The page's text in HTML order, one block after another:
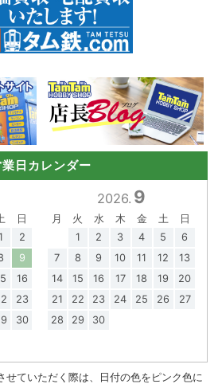
日カレンダー
日
2
9
16
23
30
2026. 9
月 火 水 木 金 土
日
1
2 3 4 5
6
7
8 9 10 11 12
13
14
15 16 17 18 19
20
21
22 23 24 25 26
27
28
29 30
せていただく際は、日付の色をピンク色に